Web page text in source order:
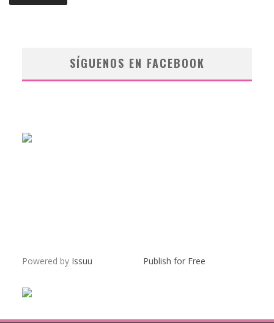
SÍGUENOS EN FACEBOOK
Powered by Issuu Publish for Free